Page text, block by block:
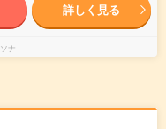
詳しく見る
ナ